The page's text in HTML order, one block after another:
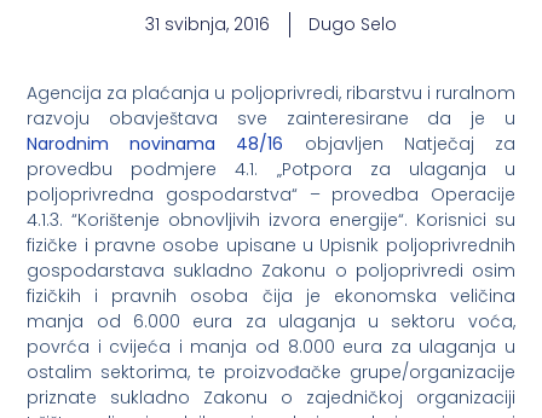
31 svibnja, 2016 Dugo Selo
Agencija za plaćanja u poljoprivredi, ribarstvu i ruralnom
razvoju obavještava sve zainteresirane da je u
Narodnim novinama 48/16 objavljen Natječaj za
provedbu podmjere 4.1. „Potpora za ulaganja u
poljoprivredna gospodarstva“ – provedba Operacije
4.1.3. “Korištenje obnovljivih izvora energije“. Korisnici su
fizičke i pravne osobe upisane u Upisnik poljoprivrednih
gospodarstava sukladno Zakonu o poljoprivredi osim
fizičkih i pravnih osoba čija je ekonomska veličina
manja od 6.000 eura za ulaganja u sektoru voća,
povrća i cvijeća i manja od 8.000 eura za ulaganja u
ostalim sektorima, te proizvođačke grupe/organizacije
priznate sukladno Zakonu o zajedničkoj organizaciji